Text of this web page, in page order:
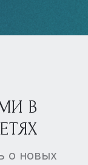
В
о новых